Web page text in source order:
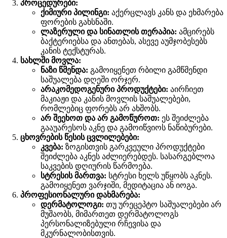
პროცედურები:
ქიმიური პილინგი: აქერცლავს კანს და ეხმარება
ფორების გახსნაში.
ლაზერული და სინათლის თერაპია: ამცირებს
ბაქტერიებსა და ანთებას, ასევე აუმჯობესებს
კანის ტექსტურას.
სახლში მოვლა:
ნაზი წმენდა: გამოიყენეთ რბილი გამწმენდი
საშუალება დღეში ორჯერ.
არაკომედოგენური პროდუქტები: აირჩიეთ
მაკიაჟი და კანის მოვლის საშუალებები,
რომლებიც ფორებს არ ახშობს.
არ შეეხოთ და არ გამოწუროთ: ეს შეიძლება
გააუარესოს აკნე და გამოიწვიოს ნაწიბურები.
ცხოვრების წესის ცვლილებები:
კვება: ზოგისთვის გარკვეული პროდუქტები
შეიძლება აკნეს აძლიერებდეს. სასარგებლოა
საკვების დღიურის წარმოება.
სტრესის მართვა: სტრესი ხელს უწყობს აკნეს.
გამოიყენეთ ვარჯიში, მედიტაცია ან იოგა.
პროფესიონალური დახმარება:
დერმატოლოგი: თუ ურეცეპტო საშუალებები არ
მუშაობს, მიმართეთ დერმატოლოგს
პერსონალიზებული რჩევისა და
მკურნალობისთვის.